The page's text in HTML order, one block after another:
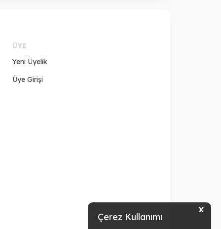
X
Çerez Kullanımı
ÜYE
Yeni Üyelik
Üye Girişi